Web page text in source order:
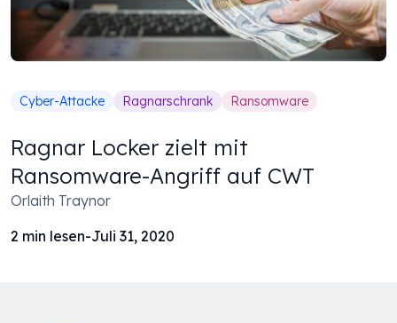
Cyber-Attacke Ragnarschrank Ransomware
Ragnar Locker zielt mit
Ransomware-Angriff auf CWT
Orlaith Traynor
2 min lesen-Juli 31, 2020